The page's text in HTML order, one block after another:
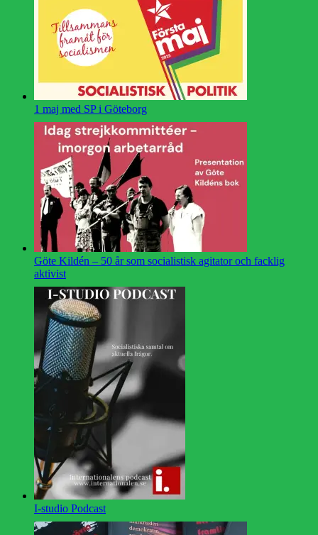
1 maj med SP i Göteborg
Göte Kildén – 50 år som socialistisk agitator och facklig
aktivist
I-studio Podcast